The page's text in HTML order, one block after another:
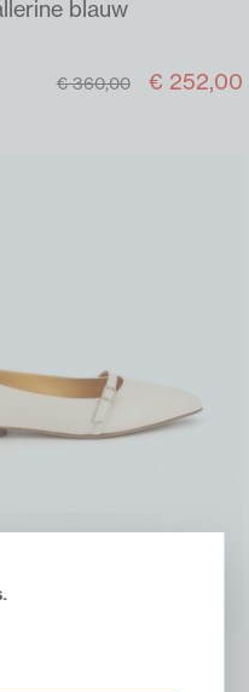
blauw
€ 360,00 € 252,00